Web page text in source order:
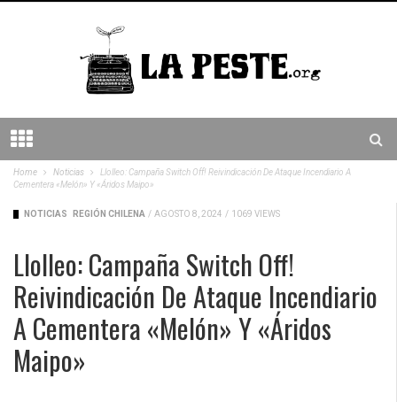
Home Noticias
Llolleo: Campaña Switch Off! Reivindicación De Ataque Incendiario A
Cementera «Melón» Y «Áridos Maipo»
NOTICIAS REGIÓN CHILENA / AGOSTO 8, 2024 / 1069 VIEWS
Llolleo: Campaña Switch Off!
Reivindicación De Ataque Incendiario
A Cementera «Melón» Y «Áridos
Maipo»